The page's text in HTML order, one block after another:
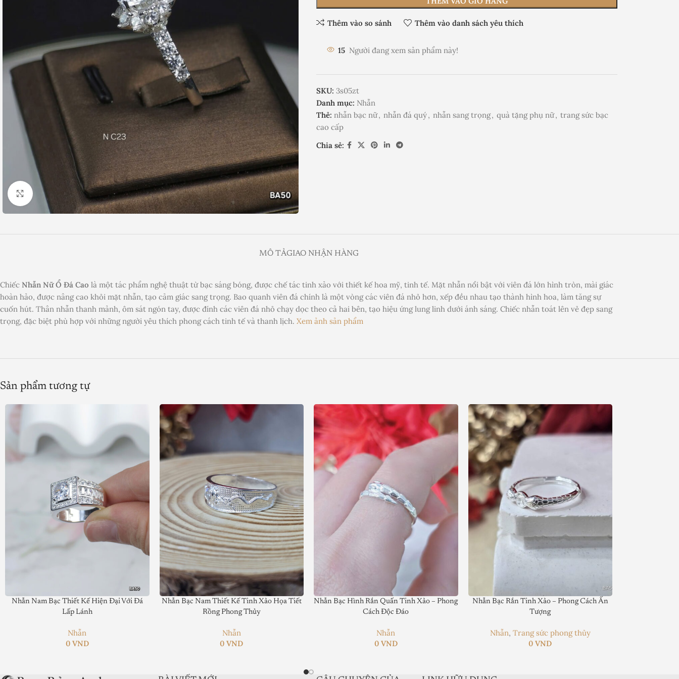
Nhấp để phóng to
Thêm vào so sánh Thêm vào danh sách yêu thích
15 Người đang xem sản phẩm này!
SKU: 3s05zt
Danh mục: Nhẫn
Thẻ: nhẫn bạc nữ, nhẫn đá quý, nhẫn sang trọng, quà tặng phụ nữ, trang sức bạc
cao cấp
Chia sẻ:
MÔ TẢGIAO NHẬN HÀNG
Chiếc Nhẫn Nữ Ổ Đá Cao là một tác phẩm nghệ thuật từ bạc sáng bóng, được chế tác tinh xảo với thiết kế hoa mỹ, tinh tế. Mặt nhẫn nổi bật với viên đá lớn hình tròn, mài giác
hoàn hảo, được nâng cao khỏi mặt nhẫn, tạo cảm giác sang trọng. Bao quanh viên đá chính là một vòng các viên đá nhỏ hơn, xếp đều nhau tạo thành hình hoa, làm tăng sự
cuốn hút. Thân nhẫn thanh mảnh, ôm sát ngón tay, được đính các viên đá nhỏ chạy dọc theo cả hai bên, tạo hiệu ứng lung linh dưới ánh sáng. Chiếc nhẫn toát lên vẻ đẹp sang
trọng, đặc biệt phù hợp với những người yêu thích phong cách tinh tế và thanh lịch. Xem ảnh sản phẩm
Product SKU:
Product Brand:
Product Currency:
Price Valid Until:
Product In-Stock:
Xếp hạng của biên tập viên:
Sản phẩm tương tự
Nhẫn Nam Bạc Thiết Kế Hiện Đại Với Đá
Lấp Lánh
Nhẫn
0 VND
Nhẫn Bạc Nam Thiết Kế Tinh Xảo Họa Tiết
Rồng Phong Thủy
Nhẫn
0VND
Nhẫn Bạc Hình Rắn Quấn Tinh Xảo – Phong
Cách Độc Đáo
Nhẫn
0 VND
Nhẫn Bạc Rắn Tinh Xảo – Phong Cách Ấn
Tượng
Nhẫn, Trang sức phong thủy
0VND